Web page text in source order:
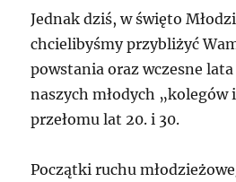
Jednak dziś, w święto
chcielibyśmy przybliżyć
powstania oraz wczesne
naszych młodych „kolegów
przełomu lat 20. i 30.
Początki ruchu